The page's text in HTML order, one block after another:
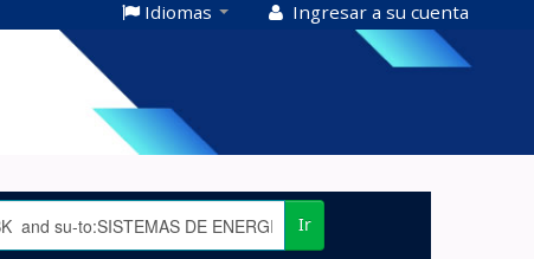
Idiomas Ingresar a su cuenta
Ir